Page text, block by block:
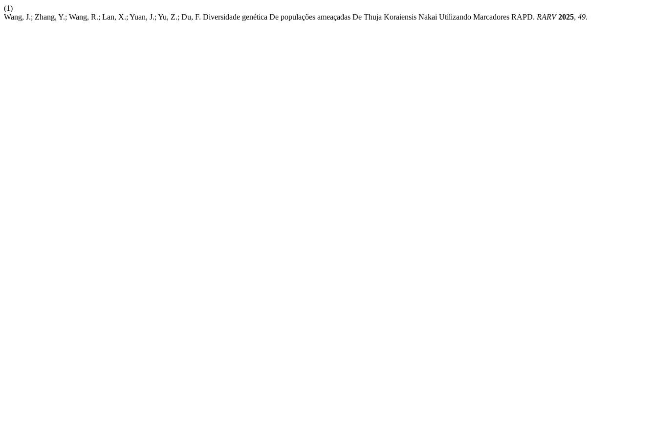
(1)
Wang, J.; Zhang, Y.; Wang, R.; Lan, X.; Yuan, J.; Yu, Z.; Du, F. Diversidade genética De populações ameaçadas De Thuja Koraiensis Nakai Utilizando Marcadores RAPD. RARV 2025, 49.